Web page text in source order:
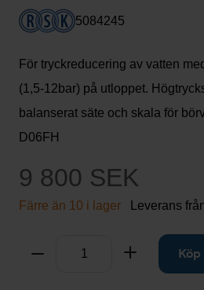
5084245
För tryckreducering av vatten
(1,5-12bar) på utloppet.
balanserat säte och skala för
D06FH
9 800 SEK
Färre än 10 i lager Leverans
Ta bort Lägg tillKöp